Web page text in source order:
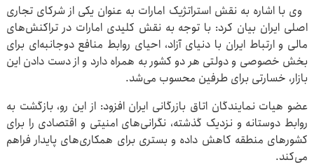
وی با اشاره به نقش استراتژیک امارات به عنوان یکی از شرکای تجاری
اصلی ایران بیان کرد: با توجه به نقش کلیدی امارات در تراکنش‌های
مالی و ارتباط ایران با دنیای آزاد، احیای روابط منافع دوجانبه‌ای برای
بخش خصوصی و دولتی هر دو کشور به همراه دارد و از دست دادن این
بازار، خسارتی برای طرفین محسوب می‌شد.
عضو هیات نمایندگان اتاق بازرگانی ایران افزود: از این رو، بازگشت به
روابط دوستانه و نزدیک گذشته، نگرانی‌های امنیتی و اقتصادی را برای
کشورهای منطقه کاهش داده و بستری برای همکاری‌های پایدار فراهم
می‌کند.